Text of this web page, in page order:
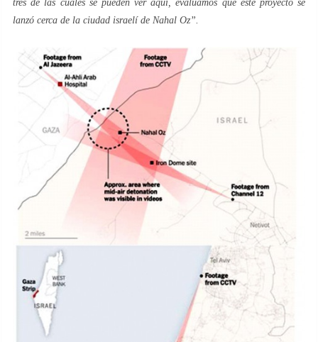
tres de las cuales se pueden ver aquí, evaluamos que este proyecto se
lanzó cerca de la ciudad israelí de Nahal Oz”.